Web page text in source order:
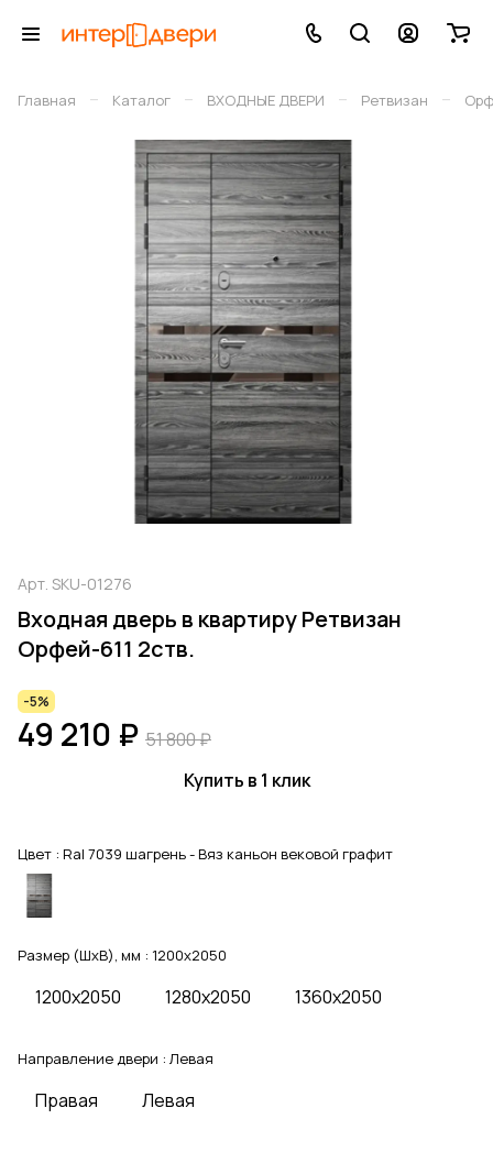
Главная – Каталог – ВХОДНЫЕ ДВЕРИ – Ретвизан –
Арт. SKU-01276
Входная дверь в квартиру Ретвизан
Орфей-611 2ств.
-5%
49 210 ₽ 51 800 ₽
Купить в 1 клик
Цвет : Ral 7039 шагрень - Вяз каньон вековой графит
Размер (ШхВ), мм : 1200x2050
1200x2050 1280x2050 1360x2050
Направление двери : Левая
Правая Левая